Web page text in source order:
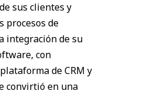
sus clientes y
procesos de
integración de su
con
de CRM y
convirtió en una